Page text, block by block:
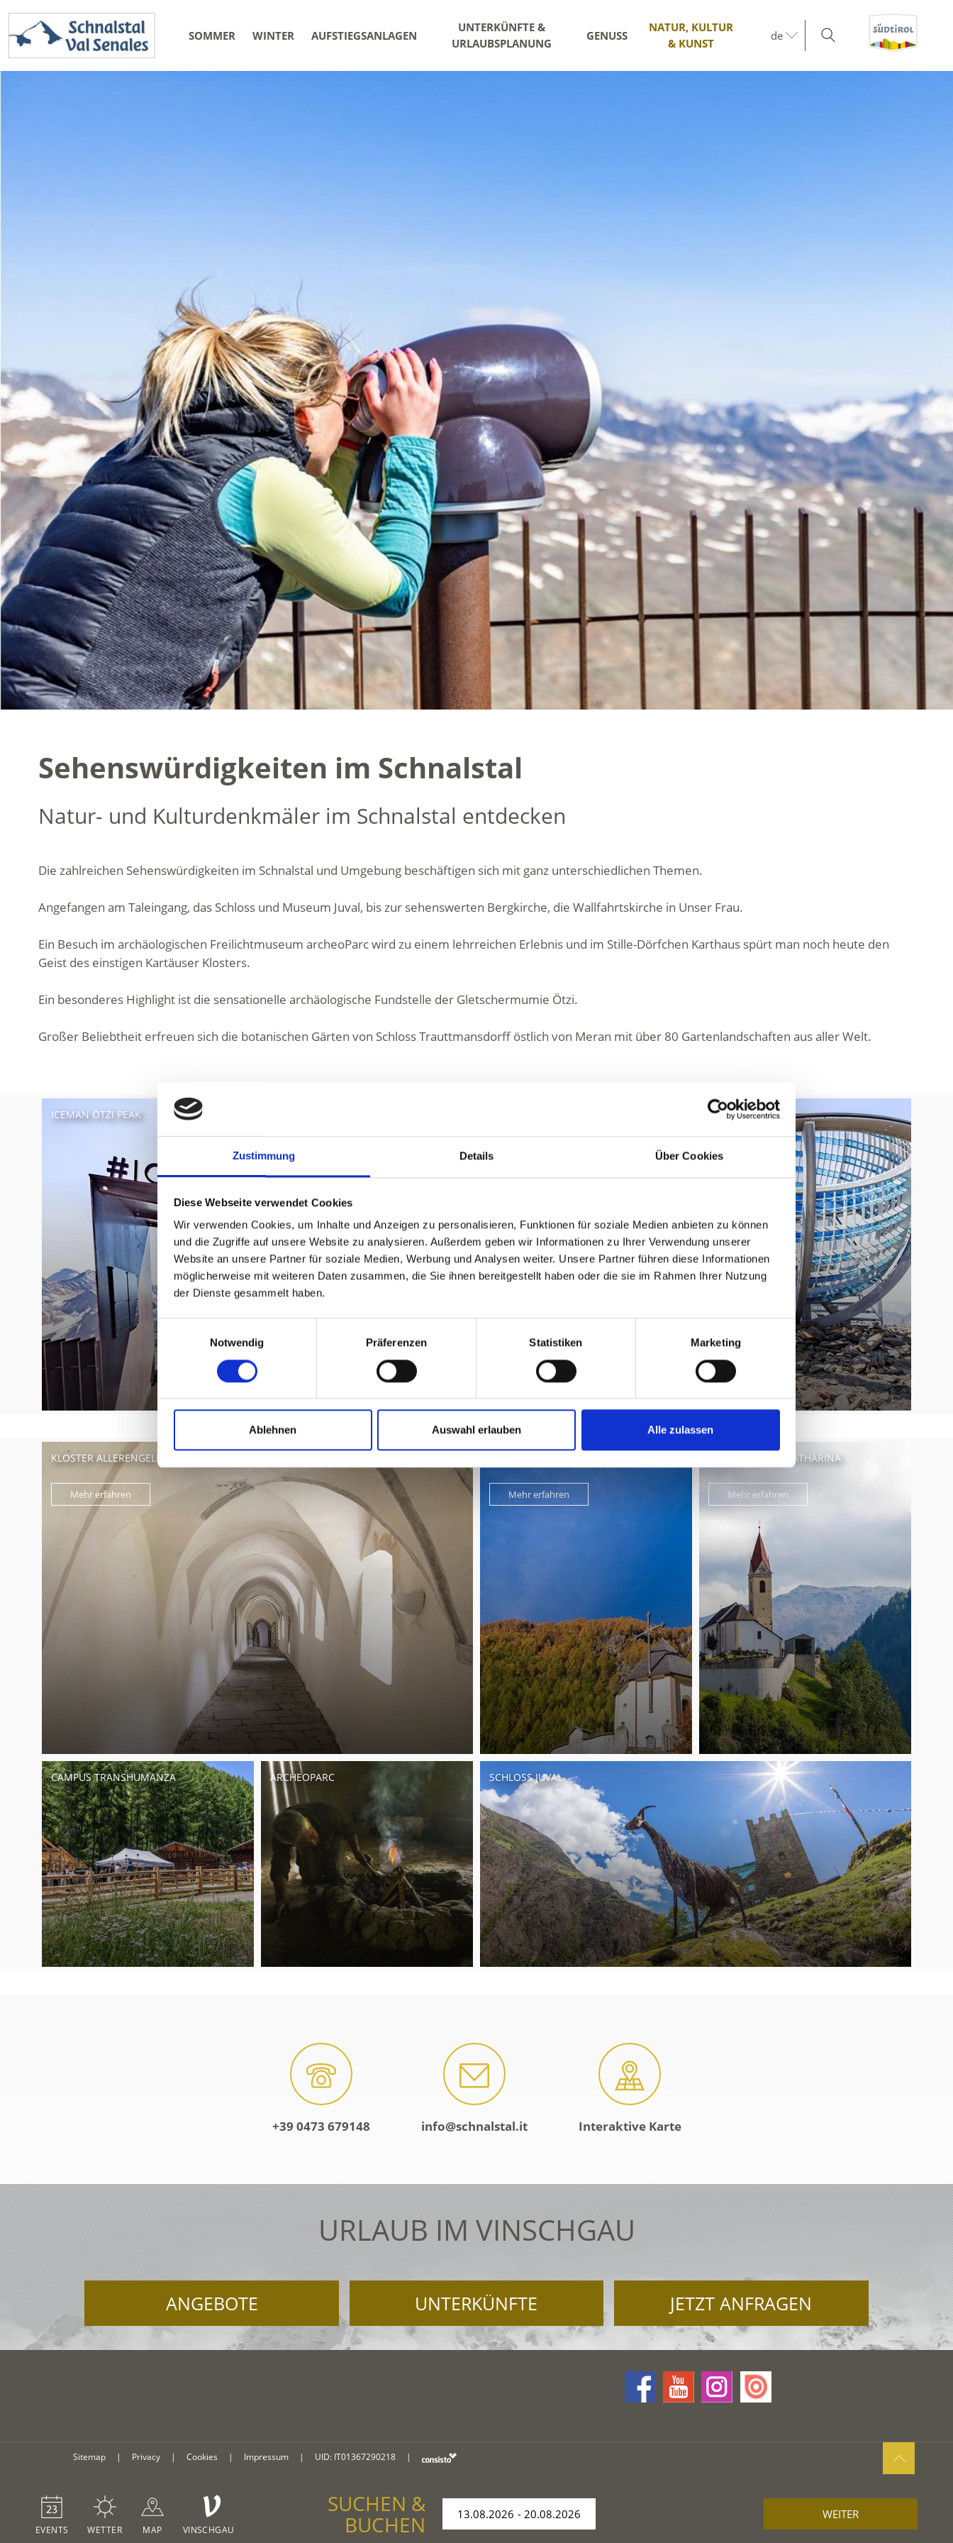
Zustimmung Details Über Cookies
Diese Webseite verwendet Cookies
Wir verwenden Cookies, um Inhalte und Anzeigen zu personalisieren, Funktionen für soziale Medien anbieten zu können
und die Zugriffe auf unsere Website zu analysieren. Außerdem geben wir Informationen zu Ihrer Verwendung unserer
Website an unsere Partner für soziale Medien, Werbung und Analysen weiter. Unsere Partner führen diese Informationen
möglicherweise mit weiteren Daten zusammen, die Sie ihnen bereitgestellt haben oder die sie im Rahmen Ihrer Nutzung
der Dienste gesammelt haben.
Einwilligungsauswahl
Notwendig
Präferenzen Statistiken Marketing
Ablehnen Auswahl erlauben Alle zulassen
SOMMER WINTER AUFSTIEGSANLAGEN
UNTERKÜNFTE &
URLAUBSPLANUNG
GENUSS
NATUR, KULTUR
& KUNST
de
Sehenswürdigkeiten im Schnalstal
Natur- und Kulturdenkmäler im Schnalstal entdecken
Die zahlreichen Sehenswürdigkeiten im Schnalstal und Umgebung beschäftigen sich mit ganz unterschiedlichen Themen.
Angefangen am Taleingang, das Schloss und Museum Juval, bis zur sehenswerten Bergkirche, die Wallfahrtskirche in Unser Frau.
Ein Besuch im archäologischen Freilichtmuseum archeoParc wird zu einem lehrreichen Erlebnis und im Stille-Dörfchen Karthaus spürt man noch heute den
Geist des einstigen Kartäuser Klosters.
Ein besonderes Highlight ist die sensationelle archäologische Fundstelle der Gletschermumie Ötzi.
Großer Beliebtheit erfreuen sich die botanischen Gärten von Schloss Trauttmansdorff östlich von Meran mit über 80 Gartenlandschaften aus aller Welt.
ICEMAN ÖTZI PEAK
KLOSTER ALLERENGELBERG - SILENTIUM
Mehr erfahren Mehr erfahren
KIRCHE ZUR HL. KATHARINA
Mehr erfahren
CAMPUS TRANSHUMANZA ARCHEOPARC SCHLOSS JUVAL
+39 0473 679148 info@schnalstal.it Interaktive Karte
URLAUB IM VINSCHGAU
ANGEBOTE UNTERKÜNFTE JETZT ANFRAGEN
Sitemap | Privacy | Cookies | Impressum | UID: IT01367290218 |
EVENTS WETTER MAP
V
VINSCHGAU
SUCHEN &
BUCHEN WEITER